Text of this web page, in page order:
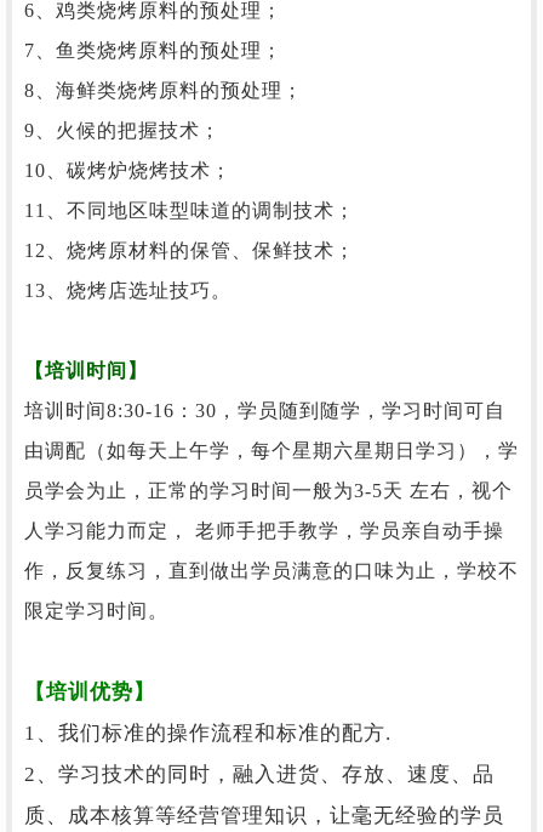
6、鸡类烧烤原料的预处理；
7、鱼类烧烤原料的预处理；
8、海鲜类烧烤原料的预处理；
9、火候的把握技术；
10、碳烤炉烧烤技术；
11、不同地区味型味道的调制技术；
12、烧烤原材料的保管、保鲜技术；
13、烧烤店选址技巧。
【培训时间】
培训时间8:30-16：30，学员随到随学，学习时间可自
由调配（如每天上午学，每个星期六星期日学习），学
员学会为止，正常的学习时间一般为3-5天 左右，视个
人学习能力而定， 老师手把手教学，学员亲自动手操
作，反复练习，直到做出学员满意的口味为止，学校不
限定学习时间。
【培训优势】
1、我们标准的操作流程和标准的配方.
2、学习技术的同时，融入进货、存放、速度、品
质、成本核算等经营管理知识，让毫无经验的学员